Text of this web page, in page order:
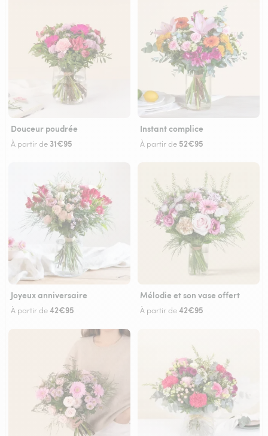
Douceur poudrée
À partir de 31€95
Instant complice
À partir de 52€95
Joyeux anniversaire
À partir de42€95
Mélodie et son vase offert
À partir de42€95